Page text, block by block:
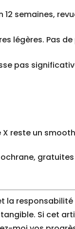
semaines,
légères. Pas
pas
reste un
responsabilité
Si cet